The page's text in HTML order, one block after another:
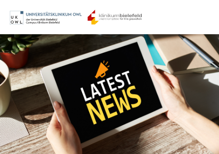
Login
Benutzername
Passwort
Anmelden